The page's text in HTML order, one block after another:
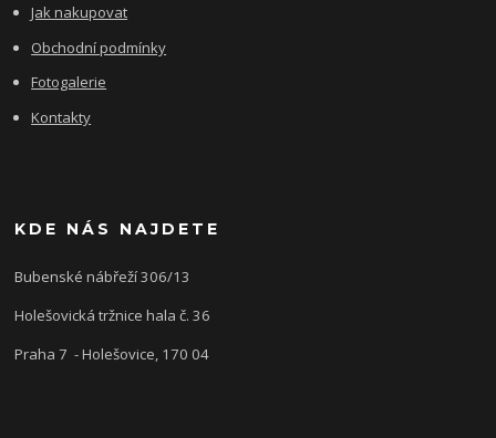
Jak nakupovat
Obchodní podmínky
Fotogalerie
Kontakty
KDE NÁS NAJDETE
Bubenské nábřeží 306/13
Holešovická tržnice hala č. 36
Praha 7 - Holešovice, 170 04